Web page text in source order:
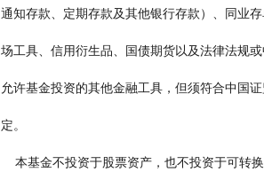
通知存款、定期存款及其他银行存款）、
场工具、信用衍生品、国债期货以及法律
允许基金投资的其他金融工具，但须符合
                    定。
本基金不投资于股票资产，也不投资于